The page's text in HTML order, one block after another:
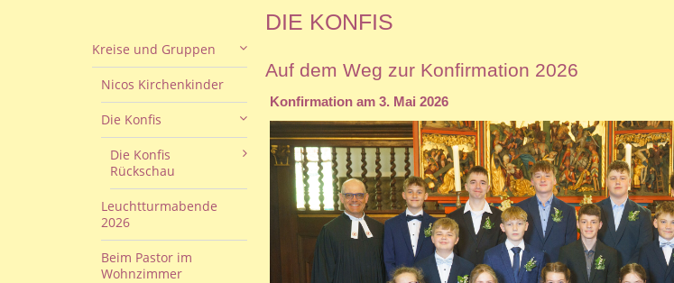
Kreise und Gruppen
Nicos Kirchenkinder
Die Konfis
Die Konfis
Rückschau
Leuchtturmabende
2026
Beim Pastor im
Wohnzimmer
DIE KONFIS
Auf dem Weg zur Konfirmation 2026
Konfirmation am 3. Mai 2026